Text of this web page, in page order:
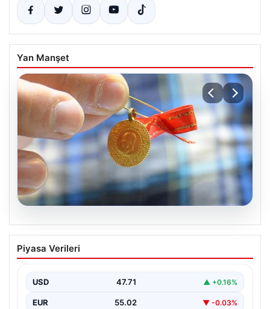
Yan Manşet
05.08.2026
Altın fiyatları canlı 8 Nisan 2026: Altın
fiyatları ne kadar oldu? Gram, çeyrek,
fiyatları
Piyasa Verileri
USD 47.71 ▲ +0.16%
EUR 55.02 ▼ -0.03%